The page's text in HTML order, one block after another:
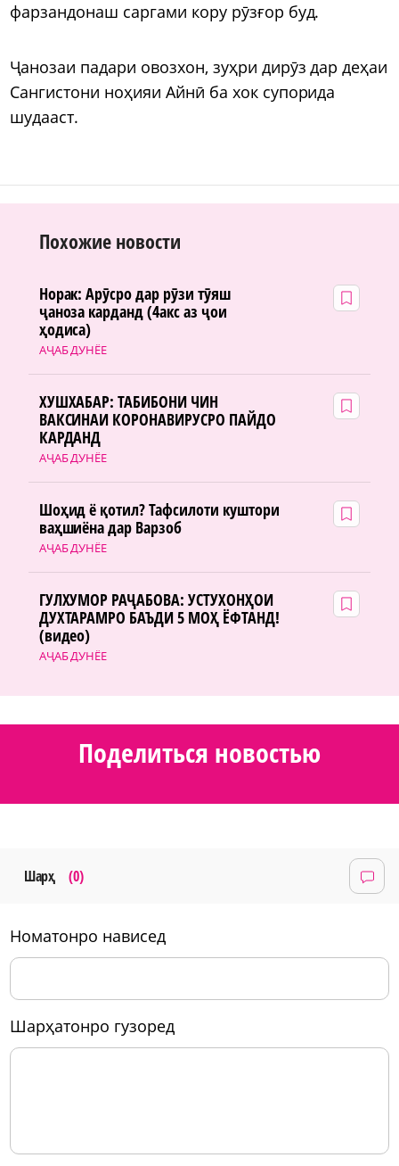
фарзандонаш саргами кору рӯзғор буд.
Ҷанозаи падари овозхон, зуҳри дирӯз дар деҳаи
Сангистони ноҳияи Айнӣ ба хок супорида
шудааст.
Похожие новости
АҶАБ ДУНЁЕ
Норак: Арӯсро дар рӯзи тӯяш
ҷаноза карданд (4акс аз ҷои
ҳодиса)
АҶАБ ДУНЁЕ
ХУШХАБАР: ТАБИБОНИ ЧИН
ВАКСИНАИ КОРОНАВИРУСРО ПАЙДО
КАРДАНД
АҶАБ ДУНЁЕ
Шоҳид ё қотил? Тафсилоти куштори
ваҳшиёна дар Варзоб
АҶАБ ДУНЁЕ
ГУЛХУМОР РАҶАБОВА: УСТУХОНҲОИ
ДУХТАРАМРО БАЪДИ 5 МОҲ ЁФТАНД!
(видео)
Поделиться новостью
Шарҳ (0)
номатонро нависед
шарҳатонро гузоред